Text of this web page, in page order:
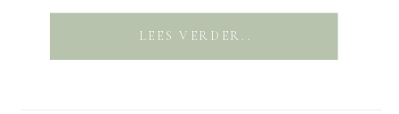
LEES VERDER..